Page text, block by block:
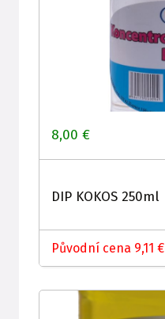
8,00 €
DIP KOKOS 250ml
Původní cena 9,11 €